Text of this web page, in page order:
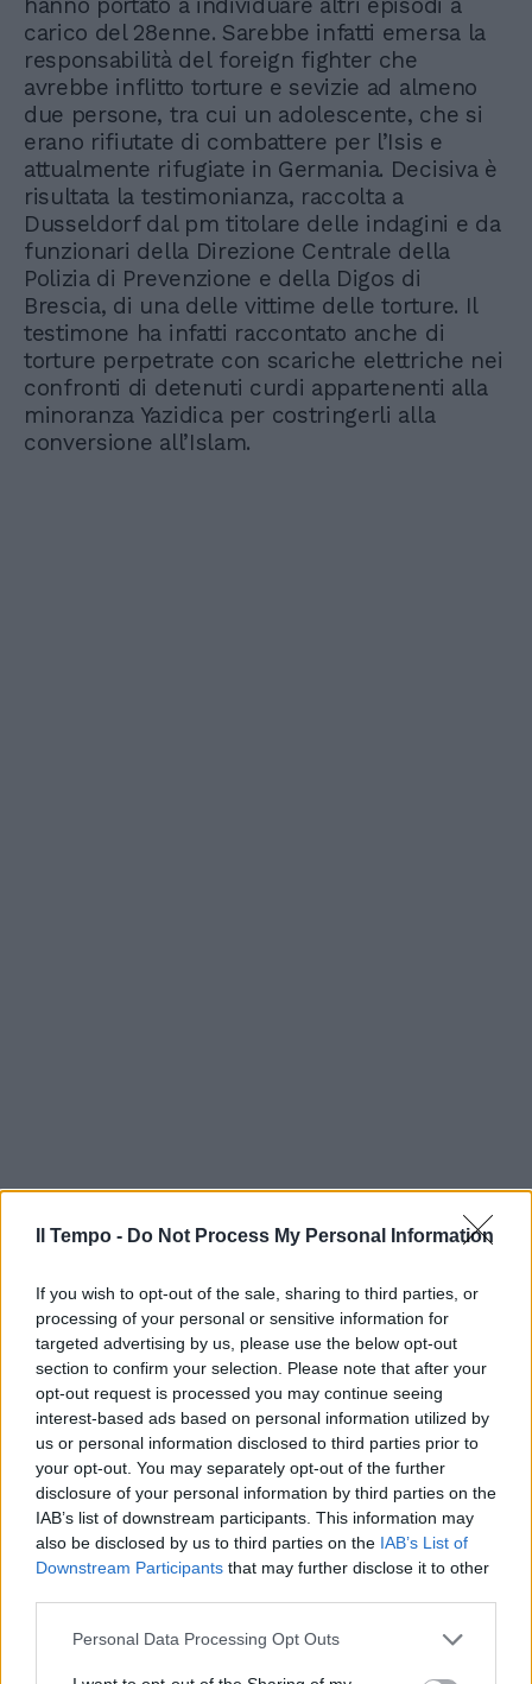
Il Tempo - Do Not Process My Personal Information
If you wish to opt-out of the sale, sharing to third parties, or
processing of your personal or sensitive information for
targeted advertising by us, please use the below opt-out
section to confirm your selection. Please note that after your
opt-out request is processed you may continue seeing
interest-based ads based on personal information utilized by
us or personal information disclosed to third parties prior to
your opt-out. You may separately opt-out of the further
disclosure of your personal information by third parties on the
IAB’s list of downstream participants. This information may
also be disclosed by us to third parties on the IAB’s List of
Downstream Participants that may further disclose it to other
Personal Data Processing Opt Outs
carico del 28enne. Sarebbe infatti emersa la
responsabilità del foreign fighter che
avrebbe inflitto torture e sevizie ad almeno
due persone, tra cui un adolescente, che si
erano rifiutate di combattere per l’Isis e
attualmente rifugiate in Germania. Decisiva è
risultata la testimonianza, raccolta a
Dusseldorf dal pm titolare delle indagini e da
funzionari della Direzione Centrale della
Polizia di Prevenzione e della Digos di
Brescia, di una delle vittime delle torture. Il
testimone ha infatti raccontato anche di
torture perpetrate con scariche elettriche nei
confronti di detenuti curdi appartenenti alla
minoranza Yazidica per costringerli alla
conversione all’Islam.